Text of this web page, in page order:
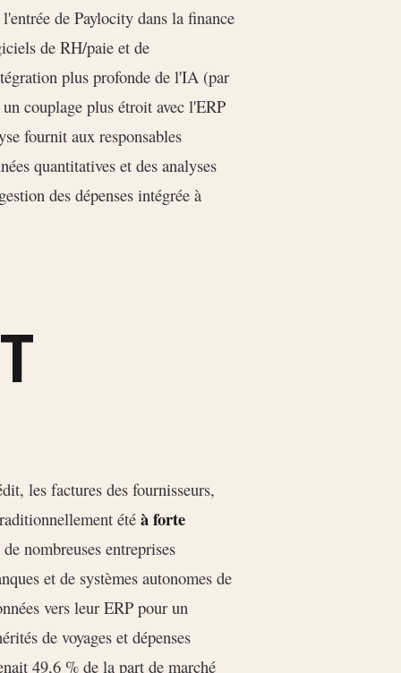
de Paylocity dans la finance
de RH/paie et de
plus profonde de l'IA (par
couplage plus étroit avec l'ERP
fournit aux responsables
quantitatives et des analyses
des dépenses intégrée à
les factures des fournisseurs,
été à forte
nombreuses entreprises
et de systèmes autonomes de
vers leur ERP pour un
de voyages et dépenses
49,6 % de la part de marché